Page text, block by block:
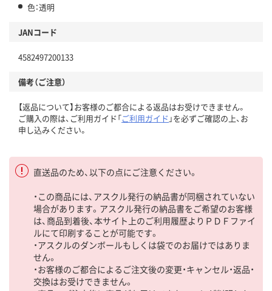
色：透明
JANコード
4582497200133
備考（ご注意）
【返品について】お客様のご都合による返品はお受けできません。
ご購入の際は、ご利用ガイド「ご利用ガイド 」を必ずご確認の上、お
申し込みください。
直送品のため、以下の点にご注意ください。
・この商品には、アスクル発行の納品書が同梱されていない
場合があります。アスクル発行の納品書をご希望のお客様
は、商品到着後、本サイト上のご利用履歴よりＰＤＦファイ
ルにて印刷することが可能です。
・アスクルのダンボールもしくは袋でのお届けではありま
せん。
・お客様のご都合によるご注文後の変更・キャンセル・返品・
交換はお受けできません。